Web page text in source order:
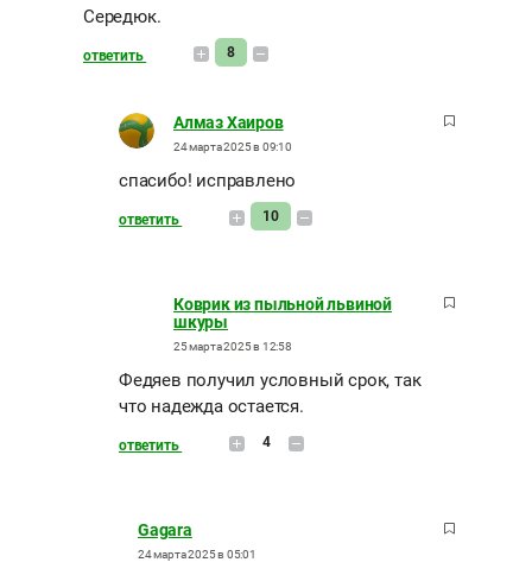
Середюк.
ответить 8
Алмаз Хаиров
24 марта 2025 в 09:10
спасибо! исправлено
ответить 10
Коврик из пыльной львиной
шкуры
25 марта 2025 в 12:58
Федяев получил условный срок, так
что надежда остается.
ответить 4
Gagara
24 марта 2025 в 05:01